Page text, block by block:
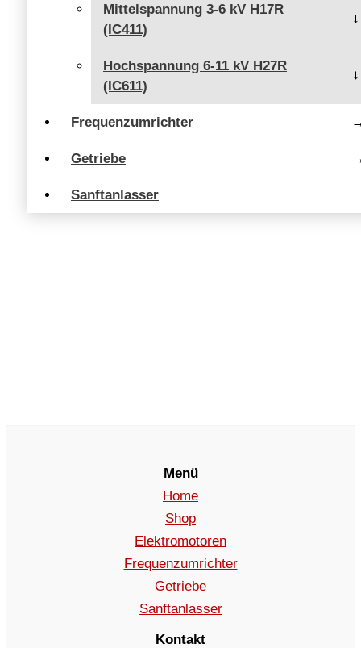
Mittelspannung 3-6 kV H17R
(IC411)
Hochspannung 6-11 kV H27R
(IC611)
Frequenzumrichter
Getriebe
Sanftanlasser
Menü
Home
Shop
Elektromotoren
Frequenzumrichter
Getriebe
Sanftanlasser
Kontakt